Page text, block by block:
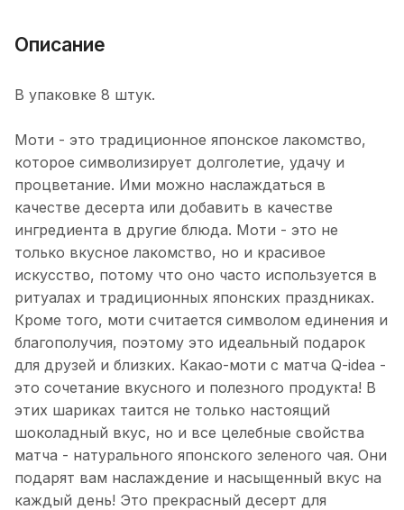
Описание
В упаковке 8 штук.
Моти - это традиционное японское лакомство,
которое символизирует долголетие, удачу и
процветание. Ими можно наслаждаться в
качестве десерта или добавить в качестве
ингредиента в другие блюда. Моти - это не
только вкусное лакомство, но и красивое
искусство, потому что оно часто используется в
ритуалах и традиционных японских праздниках.
Кроме того, моти считается символом единения и
благополучия, поэтому это идеальный подарок
для друзей и близких. Какао-моти с матча Q-idea -
это сочетание вкусного и полезного продукта! В
этих шариках таится не только настоящий
шоколадный вкус, но и все целебные свойства
матча - натурального японского зеленого чая. Они
подарят вам наслаждение и насыщенный вкус на
каждый день! Это прекрасный десерт для